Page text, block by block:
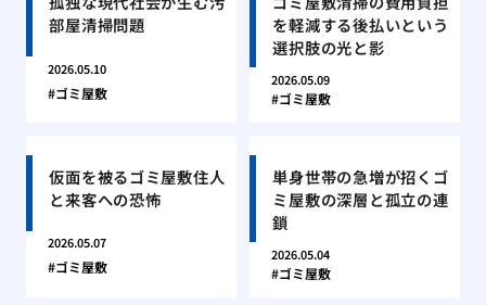
部屋清掃問題
2026.05.10
ゴミ屋敷
を軽減する後払いという
選択肢の光と影
2026.05.09
ゴミ屋敷
仮面を被るゴミ屋敷住人
と来客への恐怖
2026.05.07
ゴミ屋敷
単身世帯の急増が招くゴ
ミ屋敷の深層と孤立の連
鎖
2026.05.04
ゴミ屋敷